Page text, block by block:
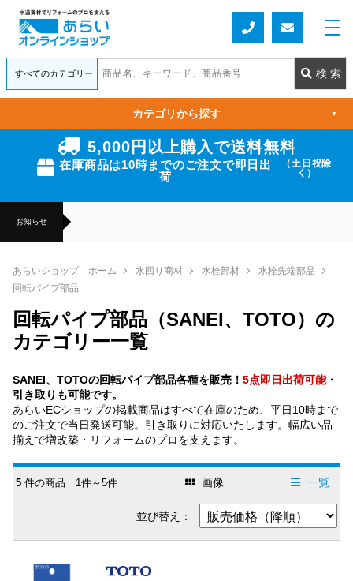
5,000円以上購入で送料無料
在庫商品は10時までのご注文で即日出
荷
（土日祝除
く）
お知らせ
カテゴリから探す ▼
あらいショップ ホーム 水回り商材 水栓部材
水栓先端部品
回転パイプ部品
回転パイプ部品（SANEI、TOTO）の
カテゴリー一覧
SANEI、TOTOの回転パイプ部品各種を販売！ 5点即日出荷可能・
引き取りも可能です。
あらいECショップの掲載商品はすべて在庫のため、平日10時まで
のご注文で当日発送可能。引き取りに対応いたします。幅広い品
揃えで増改築・リフォームのプロを支えます。
5 件の商品 1件～5件 画像 一覧
並び替え：